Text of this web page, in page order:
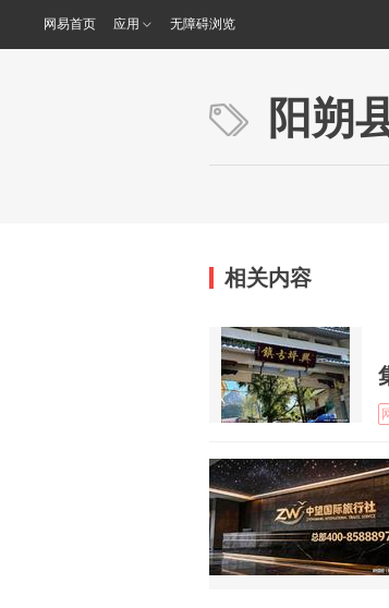
网易首页 应用 无障碍浏览
阳朔
相关内容